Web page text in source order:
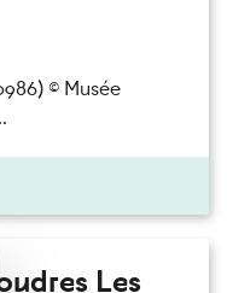
© Musée
Les